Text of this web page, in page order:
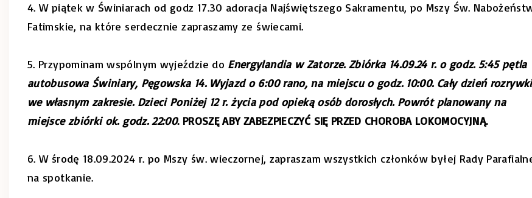
4. W piątek w Świniarach od godz 17.30 adoracja Najświętszego Sakramentu, po Mszy Św.
Fatimskie, na które serdecznie zapraszamy ze świecami.
5. Przypominam wspólnym wyjeździe do Energylandia w Zatorze. Zbiórka 14.09.24 r. o godz. 5:45 pętla
autobusowa Świniary, Pęgowska 14. Wyjazd o 6:00 rano, na miejscu o godz. 10:00. Cały dzień rozrywki
we własnym zakresie. Dzieci Poniżej 12 r. życia pod opieką osób dorosłych. Powrót planowany na
miejsce zbiórki ok. godz. 22:00. PROSZĘ ABY ZABEZPIECZYĆ SIĘ PRZED CHOROBA LOKOMOCYJNĄ.
6. W środę 18.09.2024 r. po Mszy św. wieczornej, zapraszam wszystkich członków byłej Rady
na spotkanie.